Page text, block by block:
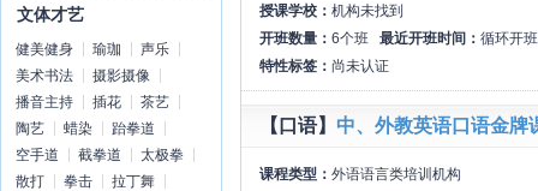
文体才艺
健美健身 瑜珈
声乐
美术书法
摄影摄像
播音主持
插花
茶艺
陶艺
蜡染
跆拳道
空手道
截拳道
太极拳
散打
拳击 拉丁舞
授课学校： 机构未找到
开班数量： 6个班 最近开班时间： 循环开班
特性标签： 尚未认证
【口语】 中、外教英语口语金牌
课程类型： 外语语言类培训机构